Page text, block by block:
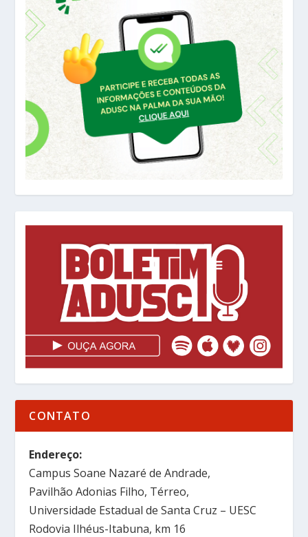
CONTATO
Endereço:
Campus Soane Nazaré de Andrade,
Pavilhão Adonias Filho, Térreo,
Universidade Estadual de Santa Cruz – UESC
Rodovia Ilhéus-Itabuna, km 16